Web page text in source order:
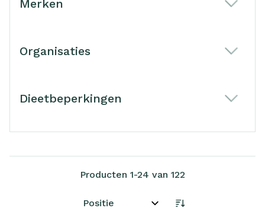
Merken
Organisaties
Dieetbeperkingen
Producten 1-24 van 122
Sorteer op: